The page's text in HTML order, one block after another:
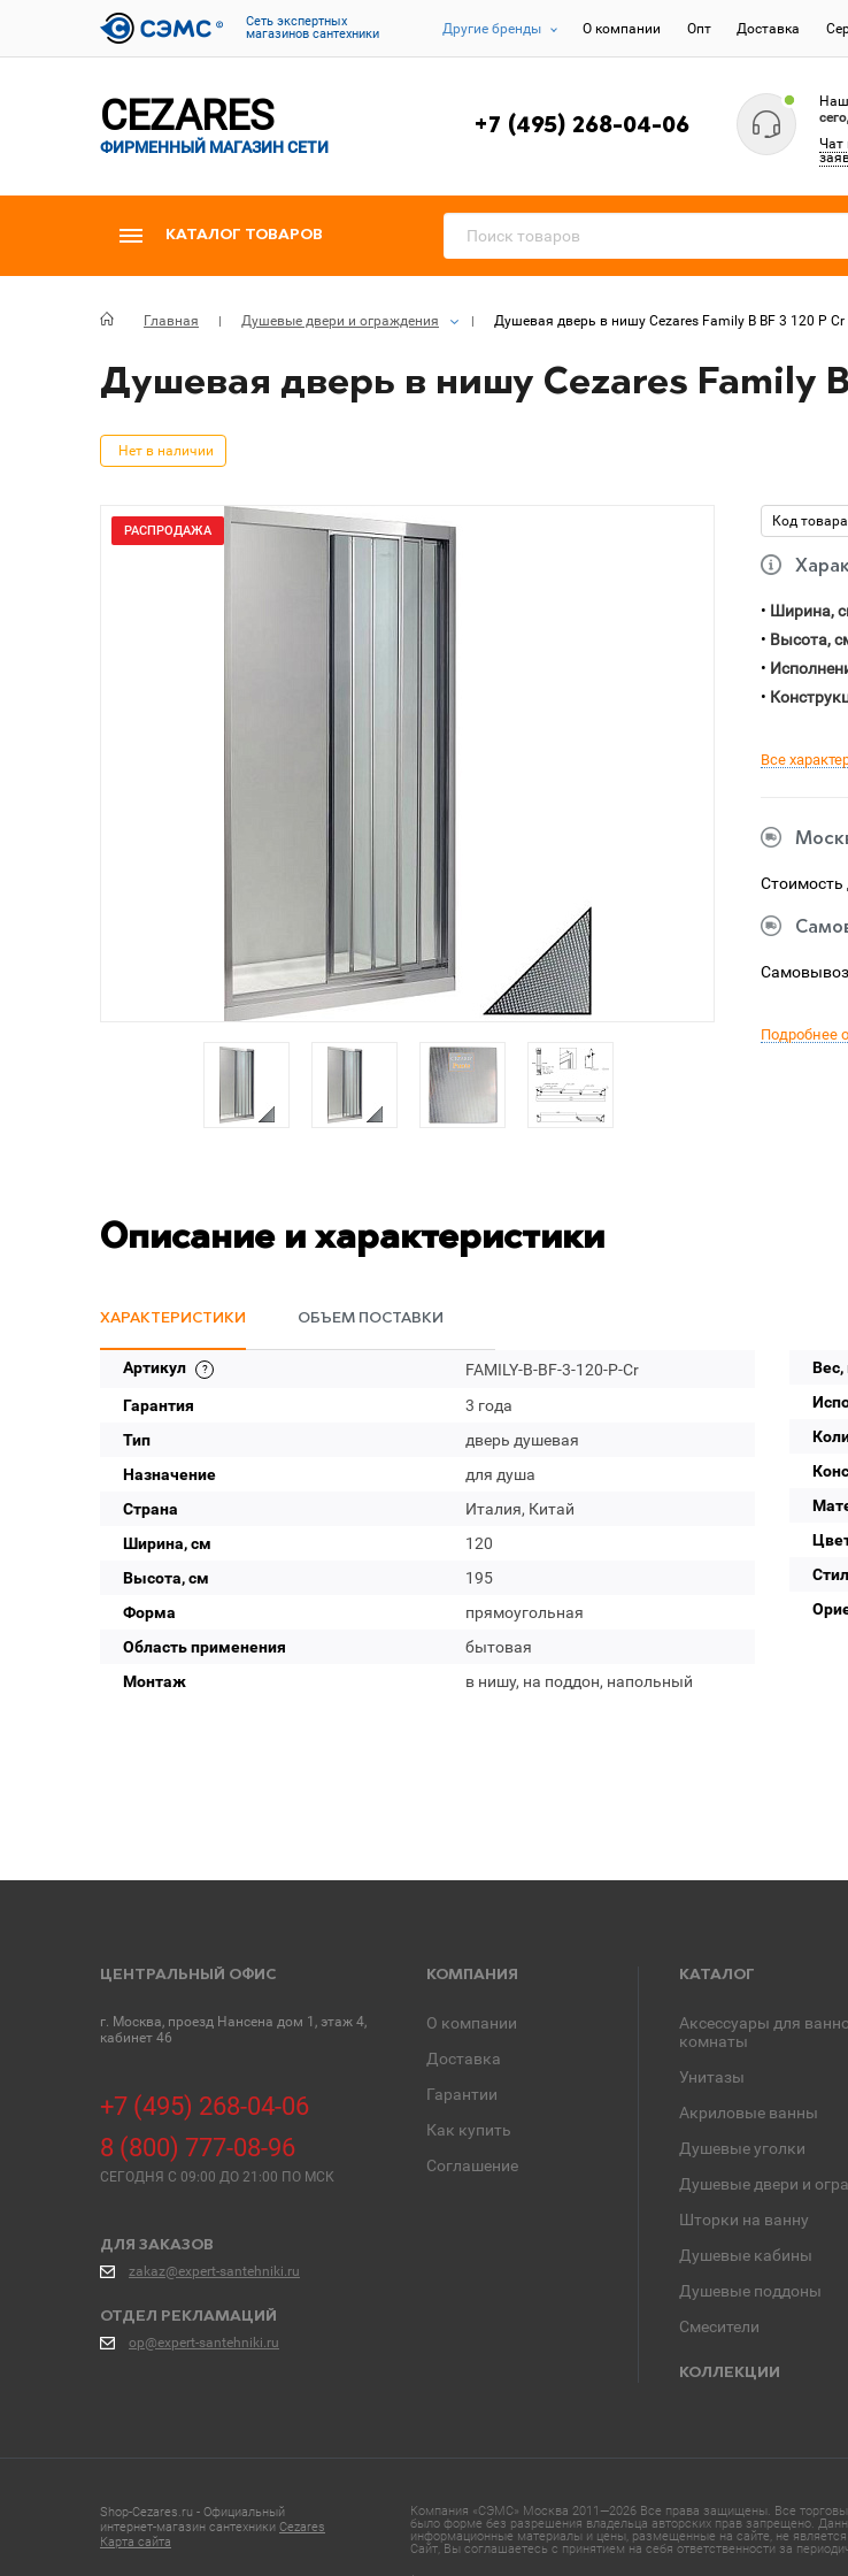
Cеть экспертных
магазинов сантехники
Другие бренды О компании Опт Доставка
CEZARES
ФИРМЕННЫЙ МАГАЗИН СЕТИ
+7 (495) 268-04-06
Чат
КАТАЛОГ ТОВАРОВ
Главная Душевые двери и ограждения Душевая дверь в нишу Cezares Family B BF 3 120 P Cr
Душевая дверь в нишу Cezares Family B
Нет в наличии
РАСПРОДАЖА
Код
• Ширина,
• Высота,
•
•
Все
Стоимость
Подробнее
Описание и характеристики
ХАРАКТЕРИСТИКИ ОБЪЕМ ПОСТАВКИ
Артикул
FAMILY-B-BF-3-120-P-Cr
Гарантия
3 года
Тип
дверь душевая
Назначение
для душа
Страна
Италия, Китай
Ширина, см
120
Высота, см
195
Форма
прямоугольная
Область применения
бытовая
Монтаж
в нишу, на поддон, напольный
Вес,
ЦЕНТРАЛЬНЫЙ ОФИС
г. Москва, проезд Нансена дом 1, этаж 4,
кабинет 46
+7 (495) 268-04-06
8 (800) 777-08-96
СЕГОДНЯ C 09:00 ДО 21:00 ПО МСК
ДЛЯ ЗАКАЗОВ
zakaz@expert-santehniki.ru
ОТДЕЛ РЕКЛАМАЦИЙ
op@expert-santehniki.ru
КОМПАНИЯ
О компании
Доставка
Гарантии
Как купить
Соглашение
КАТАЛОГ
Аксессуары для
комнаты
Унитазы
Акриловые ванны
Душевые уголки
Душевые двери и
Шторки на ванну
Душевые кабины
Душевые поддоны
Смесители
КОЛЛЕКЦИИ
Shop-Cezares.ru - Официальный
интернет-магазин сантехники Cezares
Карта сайта
Компания «СЭМС» Москва 2011—2026 Все права защищены. Все
было форме без разрешения владельца авторских прав запрещено.
информационные материалы и цены, размещенные на сайте, не
Сайт, Вы соглашаетесь с принятием на себя ответственности за